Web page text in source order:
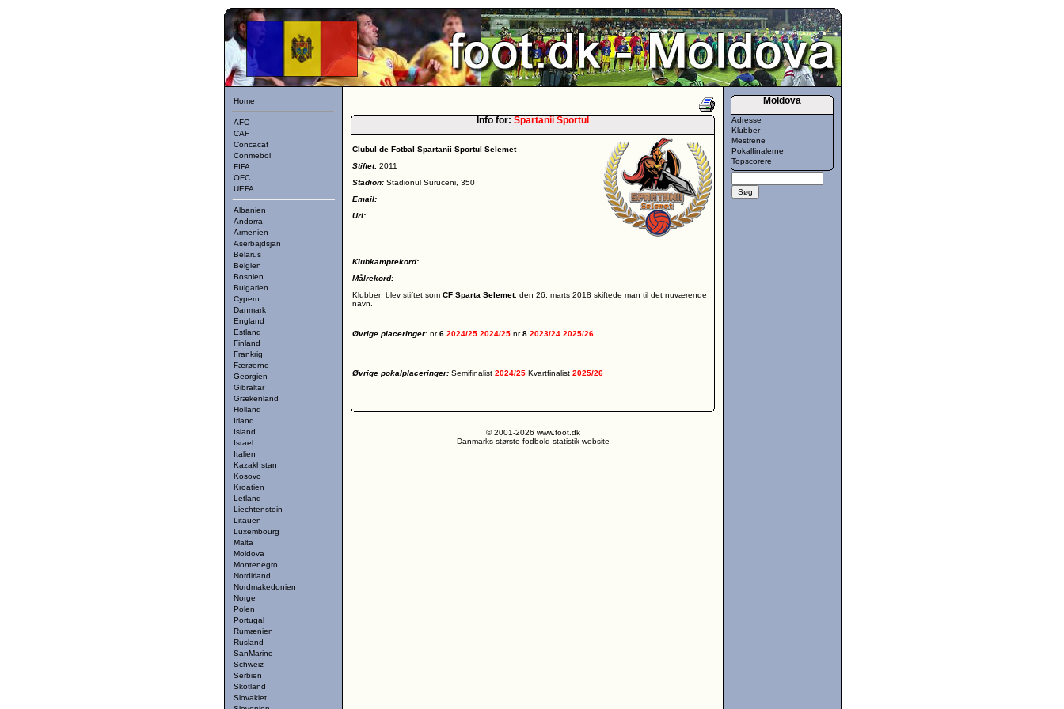
Home
AFC
CAF
Concacaf
Conmebol
FIFA
OFC
UEFA
Albanien
Andorra
Armenien
Aserbajdsjan
Belarus
Belgien
Bosnien
Bulgarien
Cypern
Danmark
England
Estland
Finland
Frankrig
Færøerne
Georgien
Gibraltar
Grækenland
Holland
Irland
Island
Israel
Italien
Kazakhstan
Kosovo
Kroatien
Letland
Liechtenstein
Litauen
Luxembourg
Malta
Moldova
Montenegro
Nordirland
Nordmakedonien
Norge
Polen
Portugal
Rumænien
Rusland
SanMarino
Schweiz
Serbien
Skotland
Slovakiet
Info for: Spartanii Sportul
Clubul de Fotbal Spartanii Sportul Selemet
Stiftet: 2011
Stadion: Stadionul Suruceni, 350
Email:
Url:
Klubkamprekord:
Målrekord:
Klubben blev stiftet som CF Sparta Selemet, den 26. marts 2018 skiftede man til det nuværende
navn.
Øvrige placeringer: nr6 2024/25 2024/25 nr8 2023/24 2025/26
Øvrige pokalplaceringer: Semifinalist 2024/25 Kvartfinalist 2025/26
© 2001-2026 www.foot.dk
Danmarks største fodbold-statistik-website
Moldova
Adresse
Klubber
Mestrene
Pokalfinalerne
Topscorere